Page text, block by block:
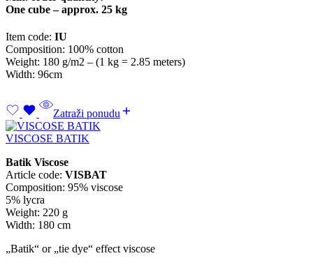
One cube – approx. 25 kg
Item code: IU
Composition: 100% cotton
Weight: 180 g/m2 – (1 kg = 2.85 meters)
Width: 96cm
Zatraži ponudu
VISCOSE BATIK
Batik Viscose
Article code: VISBAT
Composition: 95% viscose
5% lycra
Weight: 220 g
Width: 180 cm
„Batik“ or „tie dye“ effect viscose